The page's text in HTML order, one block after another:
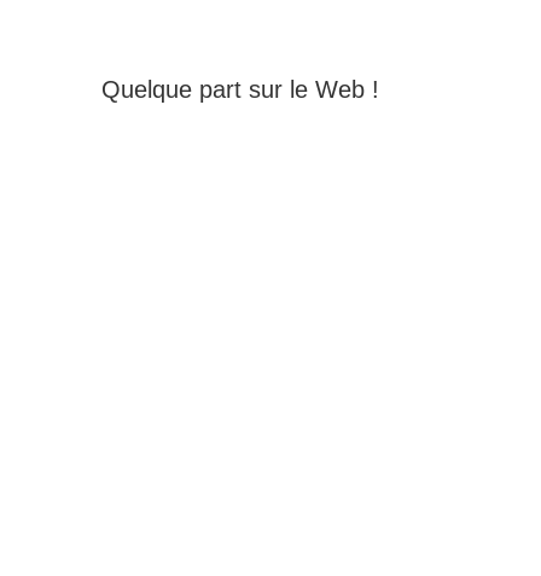
Quelque part sur le Web !